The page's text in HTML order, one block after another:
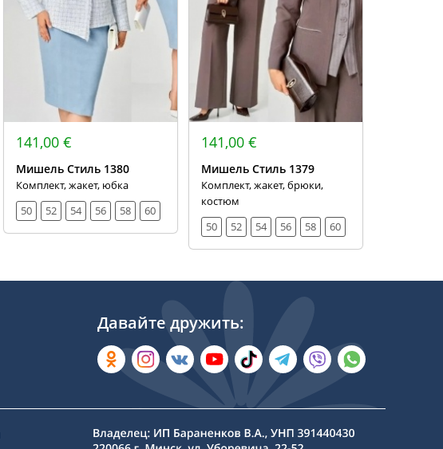
141,00 €
Мишель Стиль 1380
Комплект, жакет, юбка
50
52 54 56 58 60
141,00 €
Мишель Стиль 1379
Комплект, жакет, брюки,
костюм
50
52 54 56 58 60
Давайте дружить: